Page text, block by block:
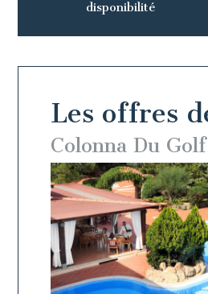
Les offres
Colonna Du Golf
disponibilité